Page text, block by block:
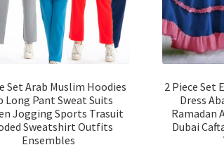
Set Arab Muslim Hoodies
Long Pant Sweat Suits
Jogging Sports Trasuit
Sweatshirt Outfits
Ensembles
2 Piece Set
Dress
Ramadan
Dubai